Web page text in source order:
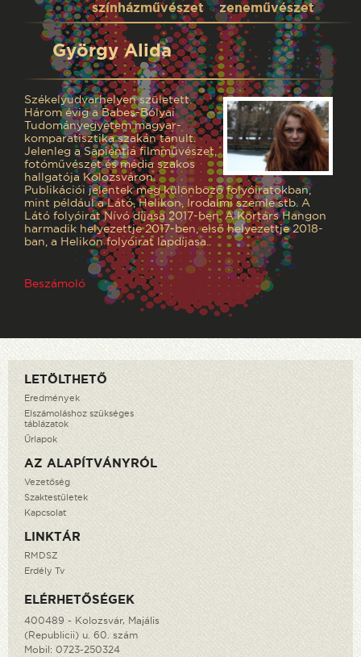
színházművészet
zeneművészet
György Alida
Székelyudvarhelyen született.
Három évig a Babeş-Bólyai
Tudományegyetem magyar-
komparatisztika szakán tanult.
Jelenleg a Sapientia filmművészet,
fotóművészet és média szakos
hallgatója Kolozsváron.
Publikációi jelentek meg különböző folyóiratokban,
mint például a Látó, Helikon, Irodalmi szemle stb. A
Látó folyóirat Nívó díjasa 2017-ben. A Kortárs Hangon
harmadik helyezettje 2017-ben, első helyezettje 2018-
ban, a Helikon folyóirat lapdíjasa.
Beszámoló
LETÖLTHETŐ
Eredmények
Elszámoláshoz szükséges
táblázatok
Űrlapok
AZ ALAPÍTVÁNYRÓL
Vezetőség
Szaktestületek
Kapcsolat
LINKTÁR
RMDSZ
Erdély Tv
ELÉRHETŐSÉGEK
400489 - Kolozsvár, Majális
(Republicii) u. 60. szám
Mobil: 0723-250324